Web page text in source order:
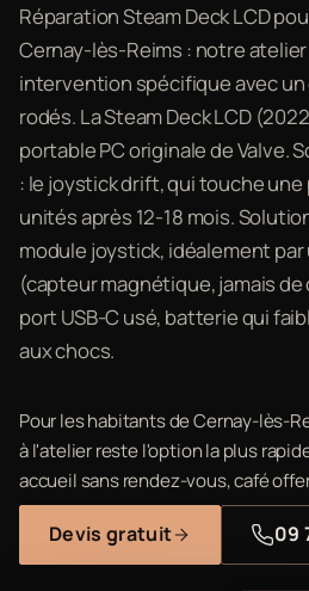
Réparation Steam Deck LCD
Cernay-lès-Reims : notre
intervention spécifique avec
rodés. La Steam Deck LCD
portable PC originale de Valve.
: le joystick drift, qui touche
unités après 12-18 mois.
module joystick, idéalement
(capteur magnétique, jamais
port USB-C usé, batterie qui
aux chocs.
Pour les habitants de Cernay-lès-
à l'atelier reste l'option la plus
accueil sans rendez-vous, café
Devis gratuit 09